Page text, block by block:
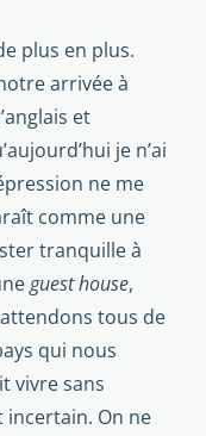
plus en plus.
arrivée à
et
je n’ai
ne me
comme une
tranquille à
guest house,
tous de
qui nous
vivre sans
incertain. On ne